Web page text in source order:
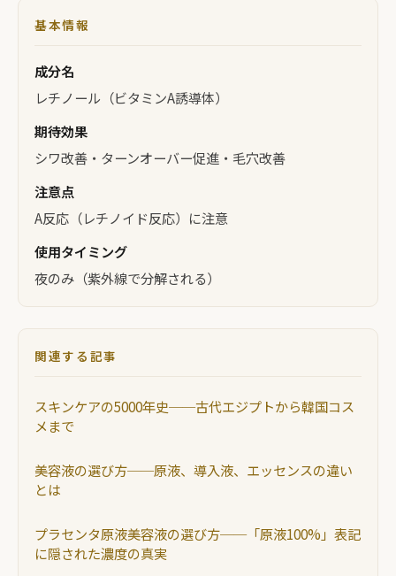
基本情報
成分名
レチノール（ビタミンA誘導体）
期待効果
シワ改善・ターンオーバー促進・毛穴改善
注意点
A反応（レチノイド反応）に注意
使用タイミング
夜のみ（紫外線で分解される）
関連する記事
スキンケアの5000年史──古代エジプトから韓国コス
メまで
美容液の選び方──原液、導入液、エッセンスの違い
とは
プラセンタ原液美容液の選び方──「原液100%」表記
に隠された濃度の真実